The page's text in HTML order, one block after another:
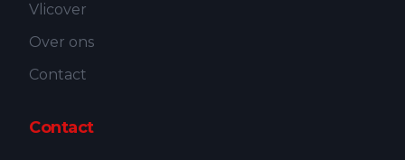
Vlicover
Over ons
Contact
Contact